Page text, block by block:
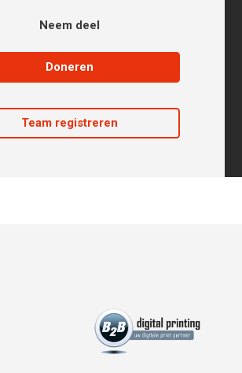
Neem deel
Doneren
Team registreren